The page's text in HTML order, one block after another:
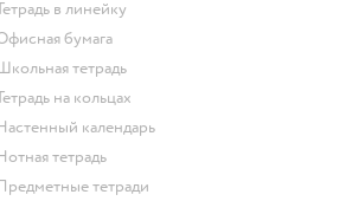
Тетрадь в линейку
Офисная бумага
Школьная тетрадь
Тетрадь на кольцах
Настенный календарь
Нотная тетрадь
Предметные тетради